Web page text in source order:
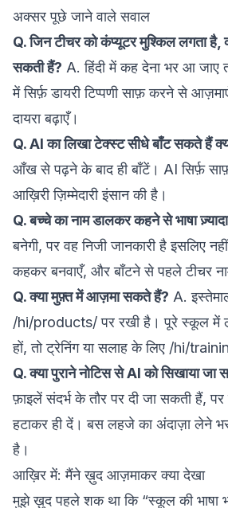
अक्सर पूछे जाने वाले सवाल
Q. जिन टीचर को कंप्यूटर मुश्किल लगता है,
सकती हैं? A. हिंदी में कह देना भर आ
में सिर्फ़ डायरी टिप्पणी साफ़ करने से
दायरा बढ़ाएँ।
Q. AI का लिखा टेक्स्ट सीधे बाँट सकते हैं
आँख से पढ़ने के बाद ही बाँटें। AI सिर्फ़
आख़िरी ज़िम्मेदारी इंसान की है।
Q. बच्चे का नाम डालकर कहने से भाषा
बनेगी, पर वह निजी जानकारी है इसलिए
कहकर बनवाएँ, और बाँटने से पहले टीचर
Q. क्या मुफ़्त में आज़मा सकते हैं? A.
/hi/products/पर रखी है। पूरे स्कूल में
हों, तो ट्रेनिंग या सलाह के लिए /hi/
Q. क्या पुराने नोटिस से AI को सिखाया जा
फ़ाइलें संदर्भ के तौर पर दी जा सकती हैं, पर
हटाकर ही दें। बस लहजे का अंदाज़ा लेने
है।
आख़िर में: मैंने ख़ुद आज़माकर क्या देखा
मुझे ख़ुद पहले शक था कि “स्कूल की भाषा